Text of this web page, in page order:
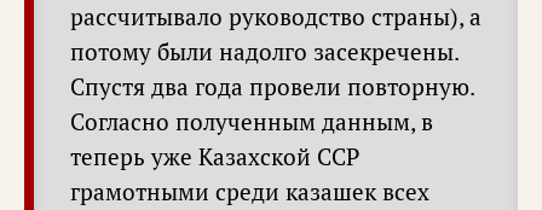
рассчитывало руководство страны), а
потому были надолго засекречены.
Спустя два года провели повторную.
Согласно полученным данным, в
теперь уже Казахской ССР
грамотными среди казашек всех